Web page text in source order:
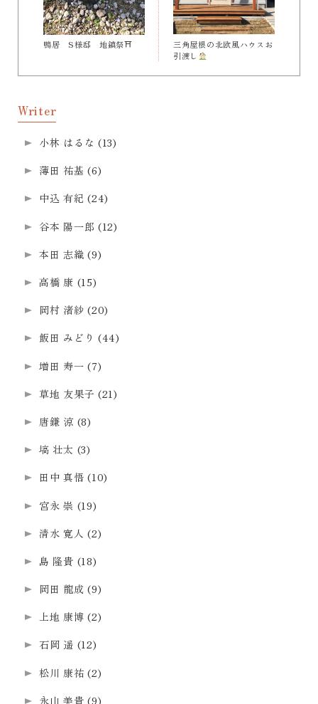
鴨居 S様邸 地鎮祭⛩
三角屋根の北欧風ハウスお
引渡し
Writer
小林 はるな (13)
薄田 祐基 (6)
中込 有紀 (24)
谷本 陽一郎 (12)
本田 志織 (9)
高橋 康 (15)
岡村 渚紗 (20)
飯田 みどり (44)
増田 寿一 (7)
草地 友果子 (21)
唐鎌 涼 (8)
塙 壮太 (3)
田中 真悟 (10)
宮永 崇 (19)
清水 寛人 (2)
島 隆貴 (18)
岡田 龍成 (9)
上地 康博 (2)
石岡 遥 (12)
松川 康祐 (2)
永山 美貴 (9)